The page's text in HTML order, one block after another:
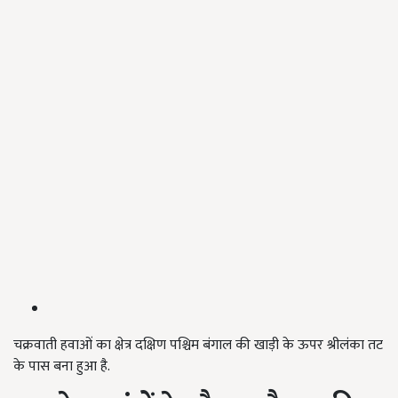
चक्रवाती हवाओं का क्षेत्र दक्षिण पश्चिम बंगाल की खाड़ी के ऊपर श्रीलंका तट
के पास बना हुआ है.